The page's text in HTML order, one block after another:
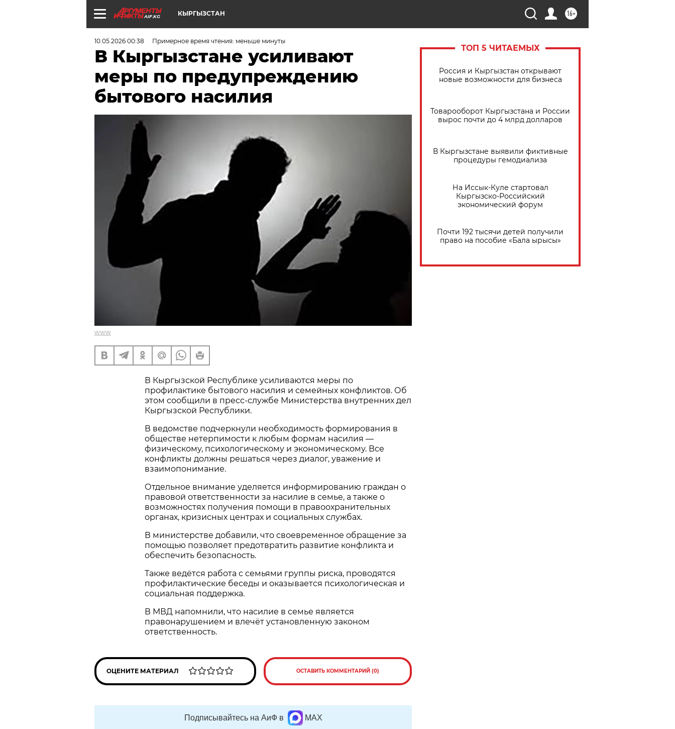
AIF.KG 16+
КЫРГЫЗСТАН
10.05.2026 00:38 Примерное время чтения: меньше минуты
В Кыргызстане усиливают
меры по предупреждению
бытового насилия
www
В Кыргызской Республике усиливаются меры по
профилактике бытового насилия и семейных конфликтов. Об
этом сообщили в пресс-службе Министерства внутренних дел
Кыргызской Республики.
В ведомстве подчеркнули необходимость формирования в
обществе нетерпимости к любым формам насилия —
физическому, психологическому и экономическому. Все
конфликты должны решаться через диалог, уважение и
взаимопонимание.
Отдельное внимание уделяется информированию граждан о
правовой ответственности за насилие в семье, а также о
возможностях получения помощи в правоохранительных
органах, кризисных центрах и социальных службах.
В министерстве добавили, что своевременное обращение за
помощью позволяет предотвратить развитие конфликта и
обеспечить безопасность.
Также ведётся работа с семьями группы риска, проводятся
профилактические беседы и оказывается психологическая и
социальная поддержка.
В МВД напомнили, что насилие в семье является
правонарушением и влечёт установленную законом
ответственность.
ОЦЕНИТЕ МАТЕРИАЛ ОСТАВИТЬ КОММЕНТАРИЙ (0)
Подписывайтесь на АиФ в MAX
ТОП 5 ЧИТАЕМЫХ
Россия и Кыргызстан открывают
новые возможности для бизнеса
Товарооборот Кыргызстана и России
вырос почти до 4 млрд долларов
В Кыргызстане выявили фиктивные
процедуры гемодиализа
На Иссык-Куле стартовал
Кыргызско-Российский
экономический форум
Почти 192 тысячи детей получили
право на пособие «Бала ырысы»